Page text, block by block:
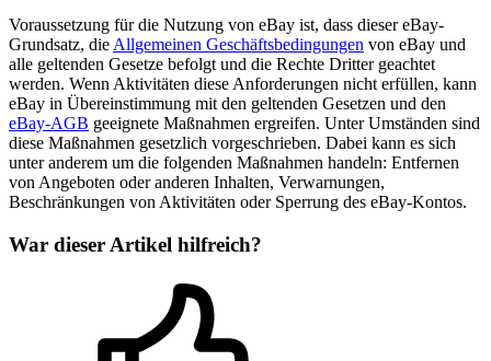
Voraussetzung für die Nutzung von eBay ist, dass dieser eBay-
Grundsatz, die Allgemeinen Geschäftsbedingungen von eBay und
alle geltenden Gesetze befolgt und die Rechte Dritter geachtet
werden. Wenn Aktivitäten diese Anforderungen nicht erfüllen, kann
eBay in Übereinstimmung mit den geltenden Gesetzen und den
eBay-AGB geeignete Maßnahmen ergreifen. Unter Umständen sind
diese Maßnahmen gesetzlich vorgeschrieben. Dabei kann es sich
unter anderem um die folgenden Maßnahmen handeln: Entfernen
von Angeboten oder anderen Inhalten, Verwarnungen,
Beschränkungen von Aktivitäten oder Sperrung des eBay-Kontos.
War dieser Artikel hilfreich?